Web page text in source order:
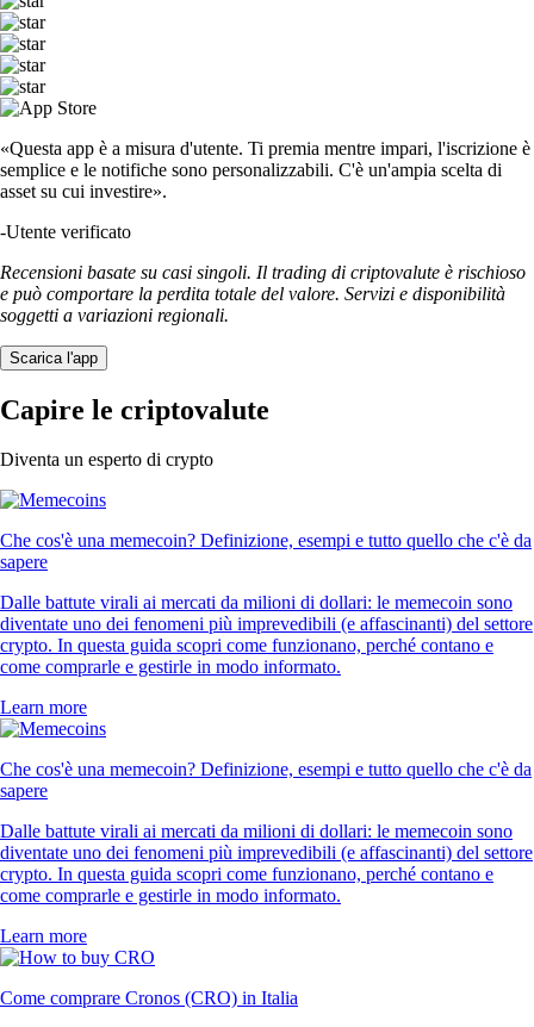
«Questa app è a misura d'utente. Ti premia mentre impari, l'iscrizione è
semplice e le notifiche sono personalizzabili. C'è un'ampia scelta di
asset su cui investire».
-Utente verificato
Recensioni basate su casi singoli. Il trading di criptovalute è rischioso
e può comportare la perdita totale del valore. Servizi e disponibilità
soggetti a variazioni regionali.
Scarica l'app
Capire le criptovalute
Diventa un esperto di crypto
Che cos'è una memecoin? Definizione, esempi e tutto quello che c'è da
sapere
Dalle battute virali ai mercati da milioni di dollari: le memecoin sono
diventate uno dei fenomeni più imprevedibili (e affascinanti) del settore
crypto. In questa guida scopri come funzionano, perché contano e
come comprarle e gestirle in modo informato.
Learn more
Che cos'è una memecoin? Definizione, esempi e tutto quello che c'è da
sapere
Dalle battute virali ai mercati da milioni di dollari: le memecoin sono
diventate uno dei fenomeni più imprevedibili (e affascinanti) del settore
crypto. In questa guida scopri come funzionano, perché contano e
come comprarle e gestirle in modo informato.
Learn more
Come comprare Cronos (CRO) in Italia